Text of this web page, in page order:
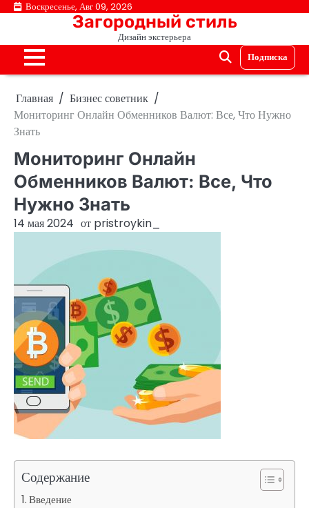
ПерейтиВоскресенье, Авг 09, 2026
Загородный стиль
Дизайн экстерьера
Подписка
Главная
Бизнес советник
Мониторинг Онлайн Обменников Валют: Все, Что Нужно
Знать
Мониторинг Онлайн
Обменников Валют: Все, Что
Нужно Знать
14 мая 2024 от pristroykin_
Содержание
Введение